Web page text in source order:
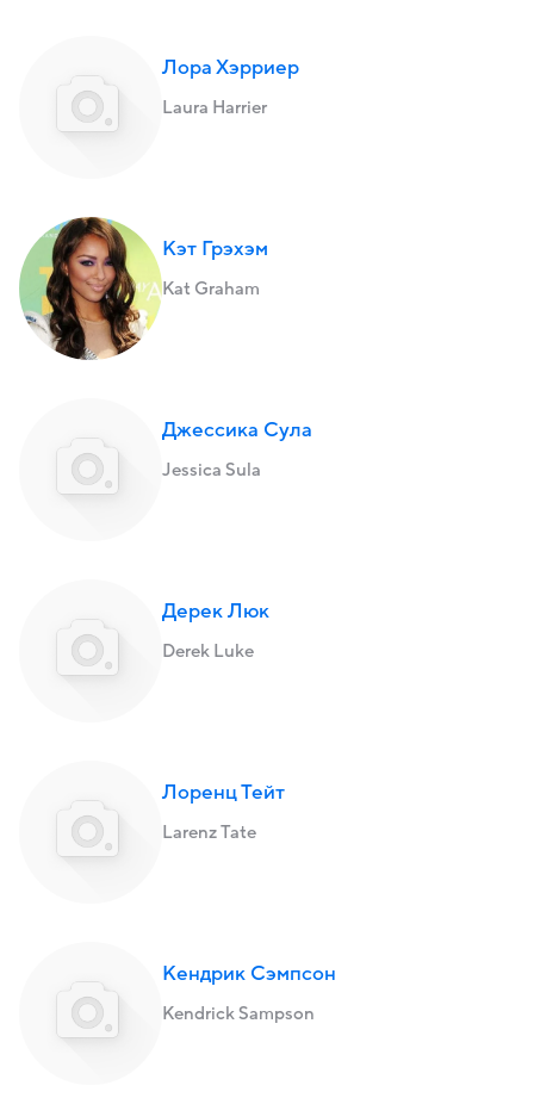
Лора Хэрриер
Laura Harrier
Кэт Грэхэм
Kat Graham
Джессика Сула
Jessica Sula
Дерек Люк
Derek Luke
Лоренц Тейт
Larenz Tate
Кендрик Сэмпсон
Kendrick Sampson